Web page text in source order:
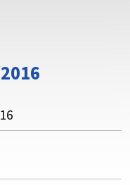
informácie iba
stránka
webového sídla.